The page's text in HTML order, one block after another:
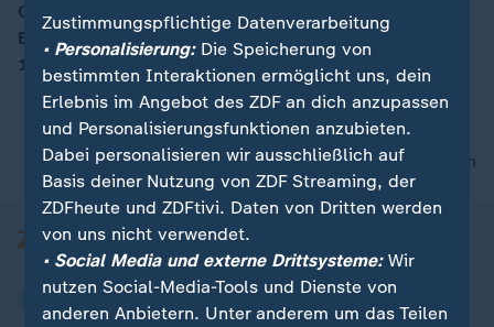
00:17
Gefangenen zählen der Friedensnobelpreisträger Ales
Bjaljazki, die Oppositionelle Maria Kolesnikowa sowie
121 weitere Personen.
nach oben
Zustimmungspflichtige Datenverarbeitung
• Personalisierung:Die Speicherung von
bestimmten Interaktionen ermöglicht uns, dein
Erlebnis im Angebot des ZDF an dich anzupassen
und Personalisierungsfunktionen anzubieten.
Dabei personalisieren wir ausschließlich auf
Basis deiner Nutzung von ZDF Streaming, der
ZDFheute und ZDFtivi. Daten von Dritten werden
von uns nicht verwendet.
• Social Media und externe Drittsysteme:Wir
nutzen Social-Media-Tools und Dienste von
anderen Anbietern. Unter anderem um das Teilen